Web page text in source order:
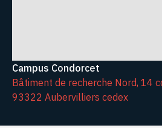
Campus Condorcet
Bâtiment de recherche Nord, 14
93322 Aubervilliers cedex